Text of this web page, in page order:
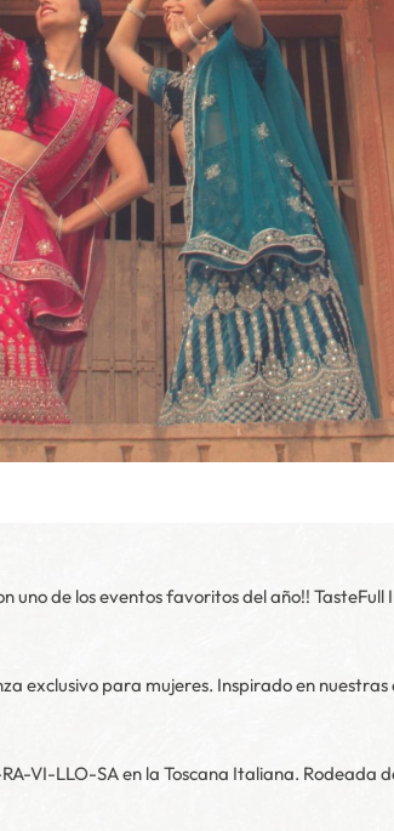
uno de los eventos favoritos del año!!
exclusivo para mujeres. Inspirado en
VI-LLO-SA en la Toscana Italiana.